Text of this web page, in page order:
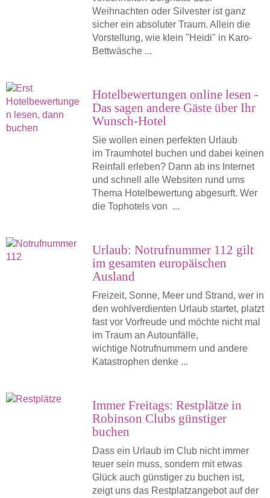
Weihnachten oder Silvester ist ganz
sicher ein absoluter Traum. Allein die
Vorstellung, wie klein "Heidi" in Karo-
Bettwäsche ...
Hotelbewertungen online lesen -
Das sagen andere Gäste über Ihr
Wunsch-Hotel
Sie wollen einen perfekten Urlaub
im Traumhotel buchen und dabei keinen
Reinfall erleben? Dann ab ins Internet
und schnell alle Websiten rund ums
Thema Hotelbewertung abgesurft. Wer
die Tophotels von ...
Urlaub: Notrufnummer 112 gilt
im gesamten europäischen
Ausland
Freizeit, Sonne, Meer und Strand, wer in
den wohlverdienten Urlaub startet, platzt
fast vor Vorfreude und möchte nicht mal
im Traum an Autounfälle,
wichtige Notrufnummern und andere
Katastrophen denke ...
Immer Freitags: Restplätze in
Robinson Clubs günstiger
buchen
Dass ein Urlaub im Club nicht immer
teuer sein muss, sondern mit etwas
Glück auch günstiger zu buchen ist,
zeigt uns das Restplatzangebot auf der